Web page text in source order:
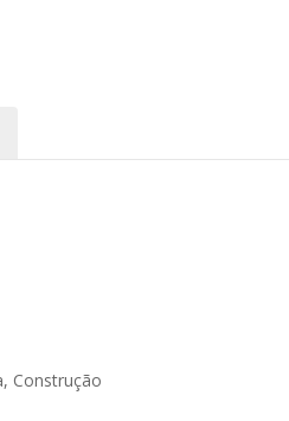
Construção